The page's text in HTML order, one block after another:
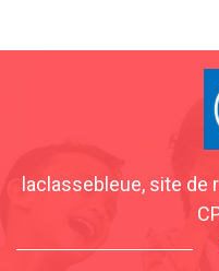
laclassebleue, site